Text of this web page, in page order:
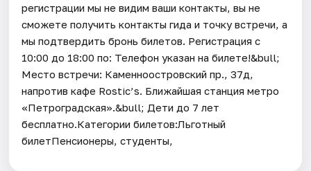
регистрации мы не видим ваши контакты, вы не
сможете получить контакты гида и точку встречи, а
мы подтвердить бронь билетов. Регистрация с
10:00 до 18:00 по: Телефон указан на билете!&bull;
Место встречи: Каменноостровский пр., 37д,
напротив кафе Rostic’s. Ближайшая станция метро
«Петроградская».&bull; Дети до 7 лет
бесплатно.Категории билетов:Льготный
билетПенсионеры, студенты,